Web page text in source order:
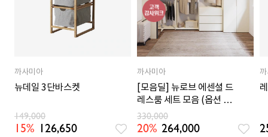
까사미아
뉴데일 3단바스켓
149,000
15% 126,650
까사미아
[모음딜] 뉴로브 에센셜 드
레스룸 세트 모음 (옵션 택
1)
330,000
20% 264,000